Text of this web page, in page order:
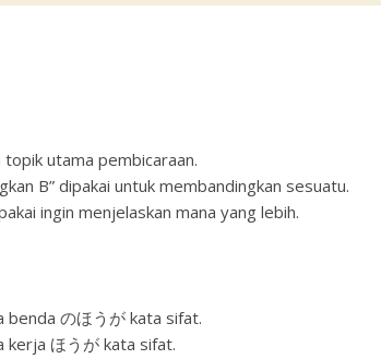
utama pembicaraan.
B” dipakai untuk membandingkan sesuatu.
ingin menjelaskan mana yang lebih.
benda のほうが kata sifat.
kerja ほうが kata sifat.